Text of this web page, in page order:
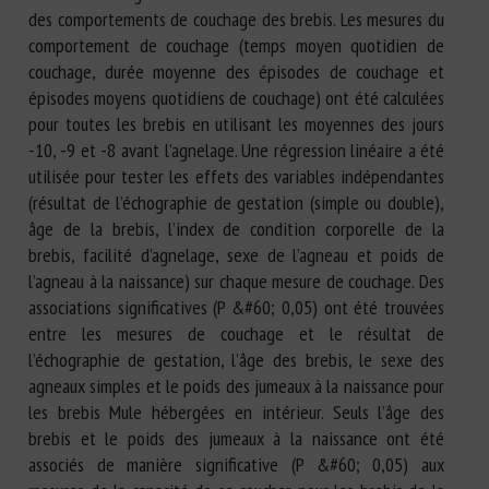
des comportements de couchage des brebis. Les mesures du
comportement de couchage (temps moyen quotidien de
couchage, durée moyenne des épisodes de couchage et
épisodes moyens quotidiens de couchage) ont été calculées
pour toutes les brebis en utilisant les moyennes des jours
-10, -9 et -8 avant l’agnelage. Une régression linéaire a été
utilisée pour tester les effets des variables indépendantes
(résultat de l’échographie de gestation (simple ou double),
âge de la brebis, l’index de condition corporelle de la
brebis, facilité d’agnelage, sexe de l’agneau et poids de
l’agneau à la naissance) sur chaque mesure de couchage. Des
associations significatives (P &#60; 0,05) ont été trouvées
entre les mesures de couchage et le résultat de
l’échographie de gestation, l’âge des brebis, le sexe des
agneaux simples et le poids des jumeaux à la naissance pour
les brebis Mule hébergées en intérieur. Seuls l’âge des
brebis et le poids des jumeaux à la naissance ont été
associés de manière significative (P &#60; 0,05) aux